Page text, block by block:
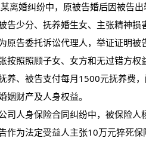
离婚纠纷中，原被告婚后因被告
告少分、抚养婚生女、主张精神
原告委托诉讼代理人，举证证明
按照照顾子女、女方和无过错方
养、被告支付每月1500元抚养费
姻财产及人身权益。
司人身保险合同纠纷中，被保险
作为法定受益人主张10万元猝死